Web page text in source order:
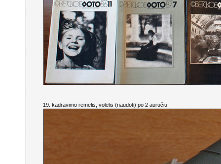
19. kadravimo rėmelis, volelis (naudoti) po 2 auručiu